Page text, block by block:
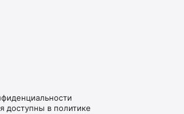
доступны в политике